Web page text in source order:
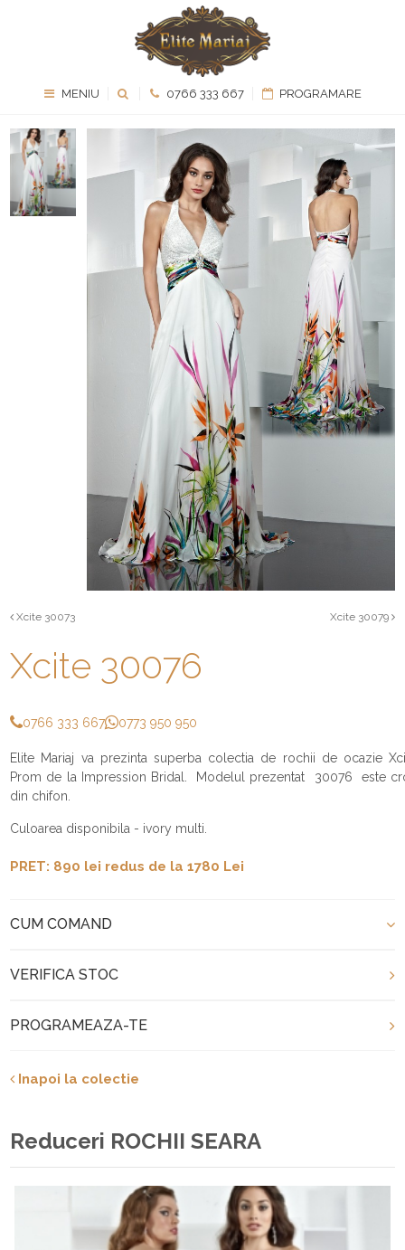
MENIU 0766 333 667 PROGRAMARE
Xcite 30073 Xcite 30079
Xcite 30076
0766 333 667 0773 950 950
Elite Mariaj va prezinta superba colectia de rochii de ocazie
Prom de la Impression Bridal. Modelul prezentat 30076 este
din chifon.
Culoarea disponibila - ivory multi.
PRET: 890 lei redus de la 1780 Lei
CUM COMAND
VERIFICA STOC
PROGRAMEAZA-TE
Inapoi la colectie
Reduceri ROCHII SEARA